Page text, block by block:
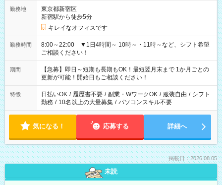
勤務地
東京都新宿区
新宿駅から徒歩5分
キレイなオフィスです
勤務時間
8:00～22:00 ▼1日4時間～ 10時～・11時～など、シフト希望
ご相談ください！
期間
【急募】即日～短期も長期もOK！最短翌月末まで 1か月ごとの
更新が可能！開始日もご相談ください！
特徴 日払いOK / 履歴書不要 / 副業・WワークOK / 服装自由 / シフト
勤務 / 10名以上の大量募集 / パソコンスキル不要
気になる！ 応募する 詳細へ
掲載日：2026.08.05
未読